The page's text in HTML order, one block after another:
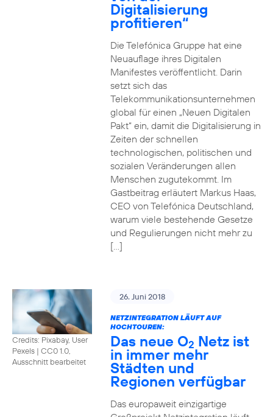
Digitalisierung
profitieren“
Die Telefónica Gruppe hat eine
Neuauflage ihres Digitalen
Manifestes veröffentlicht. Darin
setzt sich das
Telekommunikationsunternehmen
global für einen „Neuen Digitalen
Pakt“ ein, damit die Digitalisierung in
Zeiten der schnellen
technologischen, politischen und
sozialen Veränderungen allen
Menschen zugutekommt. Im
Gastbeitrag erläutert Markus Haas,
CEO von Telefónica Deutschland,
warum viele bestehende Gesetze
und Regulierungen nicht mehr zu
[…]
Credits: Pixabay, User
Pexels | CC0 1.0,
Ausschnitt bearbeitet
26. Juni 2018
NETZINTEGRATION LÄUFT AUF
HOCHTOUREN:
Das neue O2 Netz ist
in immer mehr
Städten und
Regionen verfügbar
Das europaweit einzigartige